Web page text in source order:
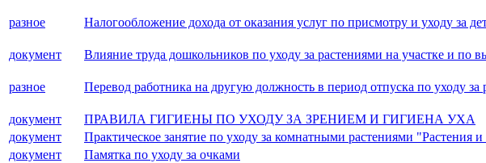
разное Налогообложение дохода от оказания услуг по присмотру и уходу за
документ Влияние труда дошкольников по уходу за растениями на участке и
разное Перевод работника на другую должность в период отпуска по уходу за
документ ПРАВИЛА ГИГИЕНЫ ПО УХОДУ ЗА ЗРЕНИЕМ И ГИГИЕНА УХА
документ
Практическое занятие по уходу за комнатными растениями "Растения и
документ
Памятка по уходу за очками